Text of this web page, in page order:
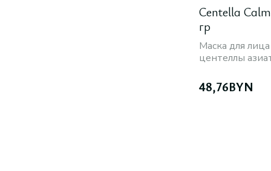
Centella
гр
Маска для
центеллы
48,76BYN